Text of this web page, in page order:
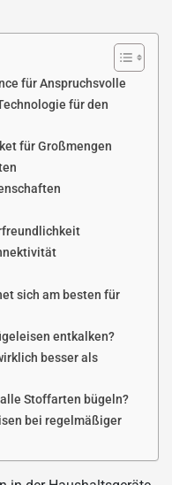
für Anspruchsvolle
für den
für Großmengen
sich am besten für
entkalken?
besser als
Stoffarten bügeln?
bei regelmäßiger